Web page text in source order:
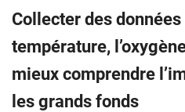
Collecter des
température,
mieux comprendre
les grands fonds